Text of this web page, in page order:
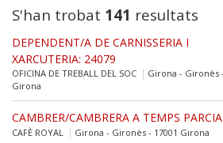
S'han trobat 141 resultats
DEPENDENT/A DE CARNISSERIA I
XARCUTERIA: 24079
OFICINA DE TREBALL DEL SOC
Girona - Gironès
Girona
CAMBRER/CAMBRERA A TEMPS
CAFÈ ROYAL
Girona - Gironès - 17001 Girona